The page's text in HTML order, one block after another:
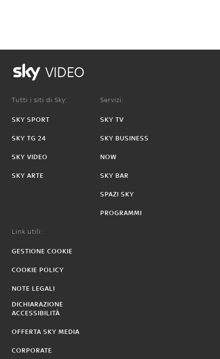
VIDEO
Tutti i siti di Sky:
SKY SPORT
SKY TG 24
SKY VIDEO
SKY ARTE
Servizi:
SKY TV
SKY BUSINESS
NOW
SKY BAR
SPAZI SKY
PROGRAMMI
Link utili:
GESTIONE COOKIE
COOKIE POLICY
NOTE LEGALI
DICHIARAZIONE
ACCESSIBILITÀ
OFFERTA SKY MEDIA
CORPORATE